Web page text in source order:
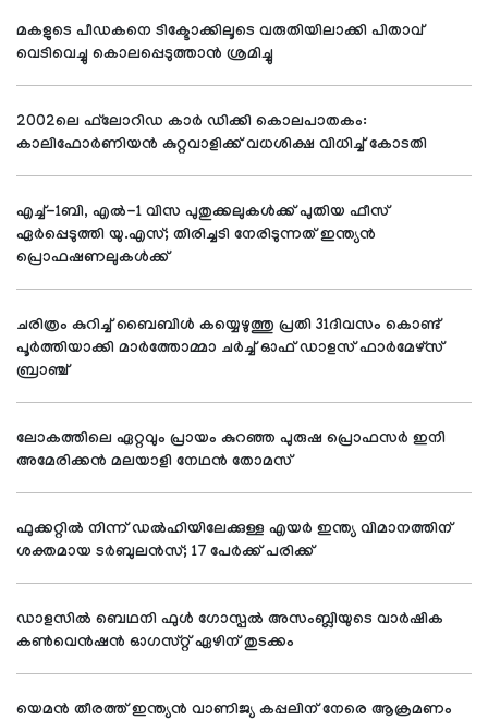
മകളുടെ പീഡകനെ ടിക്ടോക്കിലൂടെ വരുതിയിലാക്കി പിതാവ്
വെടിവെച്ചു കൊലപ്പെടുത്താന്‍ ശ്രമിച്ചു
2002ലെ ഫ്‌ലോറിഡ കാര്‍ ഡിക്കി കൊലപാതകം:
കാലിഫോര്‍ണിയന്‍ കുറ്റവാളിക്ക് വധശിക്ഷ വിധിച്ച് കോടതി
എച്ച്-1ബി, എല്‍-1 വിസ പുതുക്കലുകള്‍ക്ക് പുതിയ ഫീസ്
ഏര്‍പ്പെടുത്തി യു.എസ്; തിരിച്ചടി നേരിടുന്നത് ഇന്ത്യന്‍
പ്രൊഫഷണലുകള്‍ക്ക്
ചരിത്രം കുറിച്ച് ബൈബിള്‍ കയ്യെഴുത്തു പ്രതി 31ദിവസം കൊണ്ട്
പൂര്‍ത്തിയാക്കി മാര്‍ത്തോമ്മാ ചര്‍ച്ച് ഓഫ് ഡാളസ് ഫാര്‍മേഴ്സ്
ബ്രാഞ്ച്
ലോകത്തിലെ ഏറ്റവും പ്രായം കുറഞ്ഞ പുരുഷ പ്രൊഫസര്‍ ഇനി
അമേരിക്കന്‍ മലയാളി നേഥന്‍ തോമസ്
ഫുക്കറ്റില്‍ നിന്ന് ഡല്‍ഹിയിലേക്കുള്ള എയര്‍ ഇന്ത്യ വിമാനത്തിന്
ശക്തമായ ടര്‍ബുലന്‍സ്; 17 പേര്‍ക്ക് പരിക്ക്
ഡാളസില്‍ ബെഥനി ഫുള്‍ ഗോസ്പല്‍ അസംബ്ലിയുടെ വാര്‍ഷിക
കണ്‍വെന്‍ഷന്‍ ഓഗസ്റ്റ് ഏഴിന് തുടക്കം
യെമന്‍ തീരത്ത് ഇന്ത്യന്‍ വാണിജ്യ കപ്പലിന് നേരെ ആക്രമണം